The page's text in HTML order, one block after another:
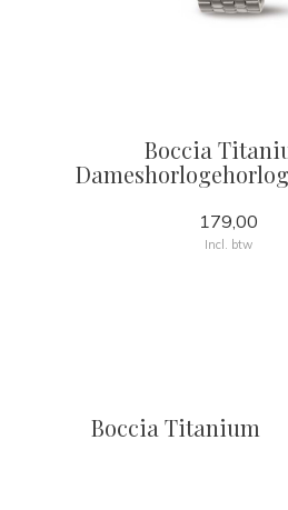
Boccia
179,00
Incl. btw
Boccia Titanium